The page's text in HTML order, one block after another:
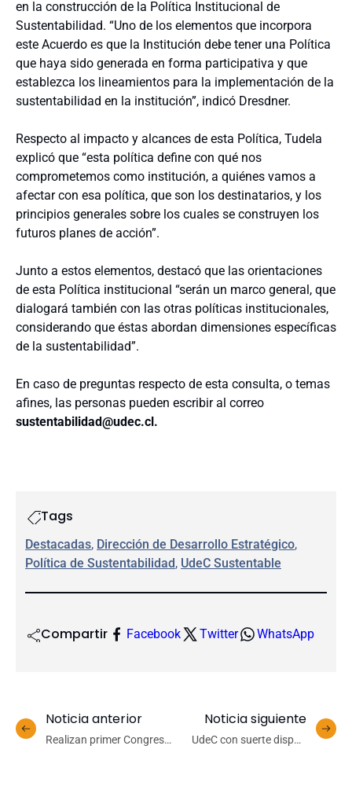
en la construcción de la Política Institucional de
Sustentabilidad. “Uno de los elementos que incorpora
este Acuerdo es que la Institución debe tener una Política
que haya sido generada en forma participativa y que
establezca los lineamientos para la implementación de la
sustentabilidad en la institución”, indicó Dresdner.
Respecto al impacto y alcances de esta Política, Tudela
explicó que “esta política define con qué nos
comprometemos como institución, a quiénes vamos a
afectar con esa política, que son los destinatarios, y los
principios generales sobre los cuales se construyen los
futuros planes de acción”.
Junto a estos elementos, destacó que las orientaciones
de esta Política institucional “serán un marco general, que
dialogará también con las otras políticas institucionales,
considerando que éstas abordan dimensiones específicas
de la sustentabilidad”.
En caso de preguntas respecto de esta consulta, o temas
afines, las personas pueden escribir al correo
sustentabilidad@udec.cl.
Tags
Destacadas, Dirección de Desarrollo Estratégico
Política de Sustentabilidad, UdeC Sustentable
Compartir Facebook Twitter WhatsApp
Noticia anterior
Realizan primer Congreso
Noticia siguiente
UdeC con suerte dispar: